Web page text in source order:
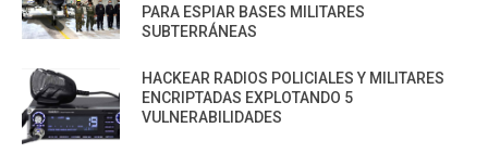
PARA ESPIAR BASES MILITARES
SUBTERRÁNEAS
HACKEAR RADIOS POLICIALES Y MILITARES
ENCRIPTADAS EXPLOTANDO 5
VULNERABILIDADES